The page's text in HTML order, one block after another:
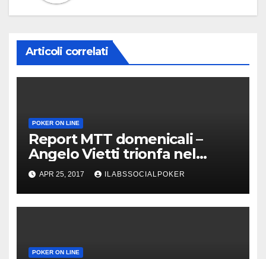
Articoli correlati
POKER ON LINE
Report MTT domenicali –
Angelo Vietti trionfa nel
Super Sunday di People’s
Poker
APR 25, 2017 ILABSSOCIALPOKER
POKER ON LINE